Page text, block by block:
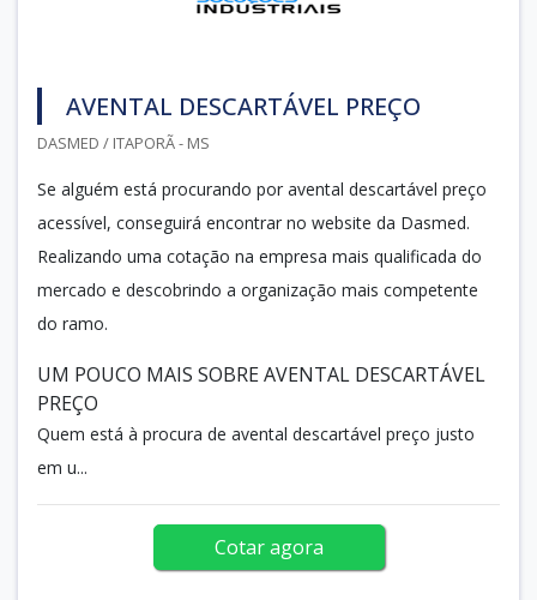
AVENTAL DESCARTÁVEL PREÇO
DASMED / ITAPORÃ - MS
Se alguém está procurando por avental descartável preço
acessível, conseguirá encontrar no website da Dasmed.
Realizando uma cotação na empresa mais qualificada do
mercado e descobrindo a organização mais competente
do ramo.
UM POUCO MAIS SOBRE AVENTAL DESCARTÁVEL
PREÇO
Quem está à procura de avental descartável preço justo
em u...
Cotar agora